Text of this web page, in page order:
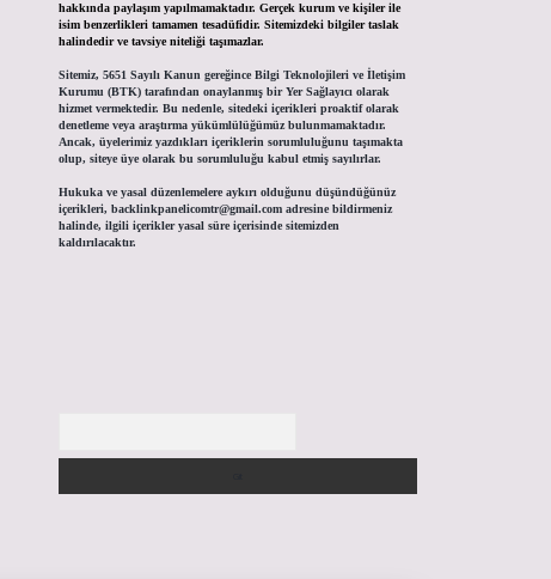
hakkında paylaşım yapılmamaktadır. Gerçek kurum ve kişiler ile
isim benzerlikleri tamamen tesadüfidir. Sitemizdeki bilgiler taslak
halindedir ve tavsiye niteliği taşımazlar.
Sitemiz, 5651 Sayılı Kanun gereğince Bilgi Teknolojileri ve İletişim
Kurumu (BTK) tarafından onaylanmış bir Yer Sağlayıcı olarak
hizmet vermektedir. Bu nedenle, sitedeki içerikleri proaktif olarak
denetleme veya araştırma yükümlülüğümüz bulunmamaktadır.
Ancak, üyelerimiz yazdıkları içeriklerin sorumluluğunu taşımakta
olup, siteye üye olarak bu sorumluluğu kabul etmiş sayılırlar.
Hukuka ve yasal düzenlemelere aykırı olduğunu düşündüğünüz
içerikleri, backlinkpanelicomtr@gmail.comadresine bildirmeniz
halinde, ilgili içerikler yasal süre içerisinde sitemizden
kaldırılacaktır.